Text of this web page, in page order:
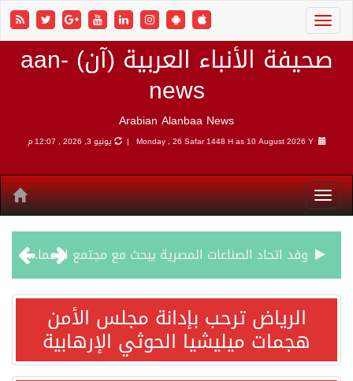
صحيفة الأنباء العربية (آن) aan-
news
Arabian Alanbaa News
Monday , 26 Safar 1448 H as10 August 2026 Y | يونيو 3, 2026 , 12:07 م
وفد اتحاد الصناعات المصرية يبحث مع مجتمع الأعمال الهندي فرص الاستثمار والتصنيع المشترك
الرياض ترحب بإدانة مجلس الأمن هجمات ميليشيا الحوثي الإرهابية
الرياض ترحب بإدانة مجلس الأمن
هجمات ميليشيا الحوثي الإرهابية